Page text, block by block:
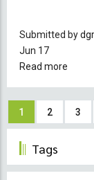
Submitted by
Jun 17
Read more
des
dans
Pagination
Current
1 Page
2 Page
3
Tags